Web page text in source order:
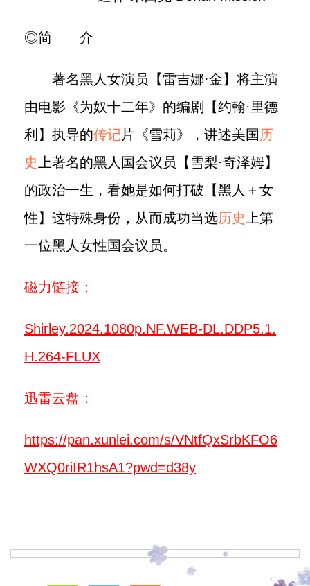
◎简 介
著名黑人女演员【雷吉娜·金】将主演
由电影《为奴十二年》的编剧【约翰·里德
利】执导的传记片《雪莉》，讲述美国 历
史 上著名的黑人国会议员【雪梨·奇泽姆】
的政治一生，看她是如何打破【黑人＋女
性】这特殊身份，从而成功当选历史 上第
一位黑人女性国会议员。
磁力链接：
Shirley.2024.1080p.NF.WEB-DL.DDP5.1.
H.264-FLUX
迅雷云盘：
https://pan.xunlei.com/s/VNtfQxSrbKFO6
WXQ0riIR1hsA1?pwd=d38y